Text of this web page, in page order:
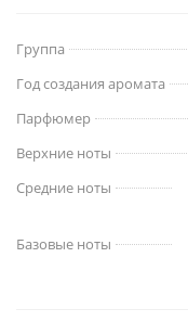
Группа
Год создания аромата
Парфюмер
Верхние ноты
Средние ноты
Базовые ноты